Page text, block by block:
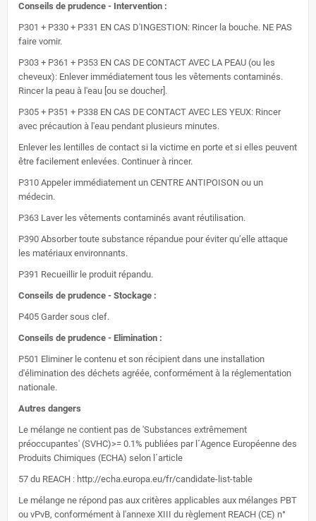
Conseils de prudence - Intervention :
P301 + P330 + P331 EN CAS D'INGESTION: Rincer la bouche. NE PAS
faire vomir.
P303 + P361 + P353 EN CAS DE CONTACT AVEC LA PEAU (ou les
cheveux): Enlever immédiatement tous les vêtements contaminés.
Rincer la peau à l'eau [ou se doucher].
P305 + P351 + P338 EN CAS DE CONTACT AVEC LES YEUX: Rincer
avec précaution à l'eau pendant plusieurs minutes.
Enlever les lentilles de contact si la victime en porte et si elles peuvent
être facilement enlevées. Continuer à rincer.
P310 Appeler immédiatement un CENTRE ANTIPOISON ou un
médecin.
P363 Laver les vêtements contaminés avant réutilisation.
P390 Absorber toute substance répandue pour éviter qu’elle attaque
les matériaux environnants.
P391 Recueillir le produit répandu.
Conseils de prudence - Stockage :
P405 Garder sous clef.
Conseils de prudence - Elimination :
P501 Eliminer le contenu et son récipient dans une installation
d'élimination des déchets agréée, conformément à la réglementation
nationale.
Autres dangers
Le mélange ne contient pas de 'Substances extrêmement
préoccupantes' (SVHC)>= 0.1% publiées par l´Agence Européenne des
Produits Chimiques (ECHA) selon l´article
57 du REACH : http://echa.europa.eu/fr/candidate-list-table
Le mélange ne répond pas aux critères applicables aux mélanges PBT
ou vPvB, conformément à l'annexe XIII du règlement REACH (CE) n°